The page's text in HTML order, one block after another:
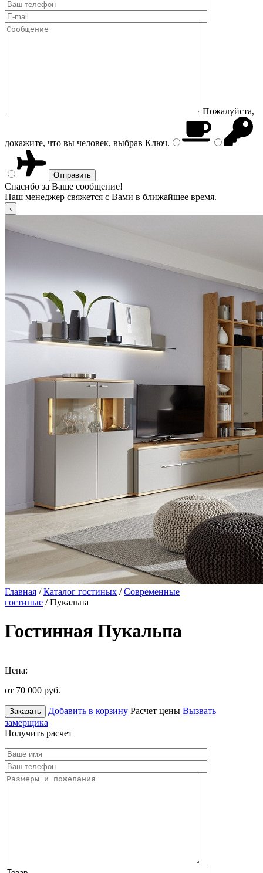
Пожалуйста,
докажите, что вы человек, выбрав Ключ.
Спасибо за Ваше сообщение!
Наш менеджер свяжется с Вами в ближайшее время.
Главная /Каталог гостиных /Современные
гостиные / Пукальпа
Гостинная Пукальпа
Цена:
от 70 000 руб.
Заказать Добавить в корзину Расчет цены Вызвать
замерщика
Получить расчет